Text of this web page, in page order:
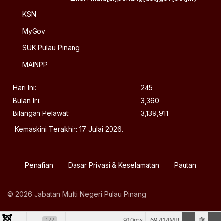
14
MAC
Mutakhir| Tarikh Siaran: 14 Mac
MAC
Pada 10 Terakhir Ramadan
Sumber:Harian Metro | Ruangan:
Addin | Tarikh Siaran: 13 Mac
KSN
MyGov
SUK Pulau Pinang
MAINPP
Hari Ini:
245
Bulan Ini:
3,360
Bilangan Pelawat:
3,139,911
Kemaskini Terakhir: 17 Julai 2026.
Penafian Dasar Privasi & Keselamatan Pautan
© 2026 Jabatan Mufti Negeri Pulau Pinang
177